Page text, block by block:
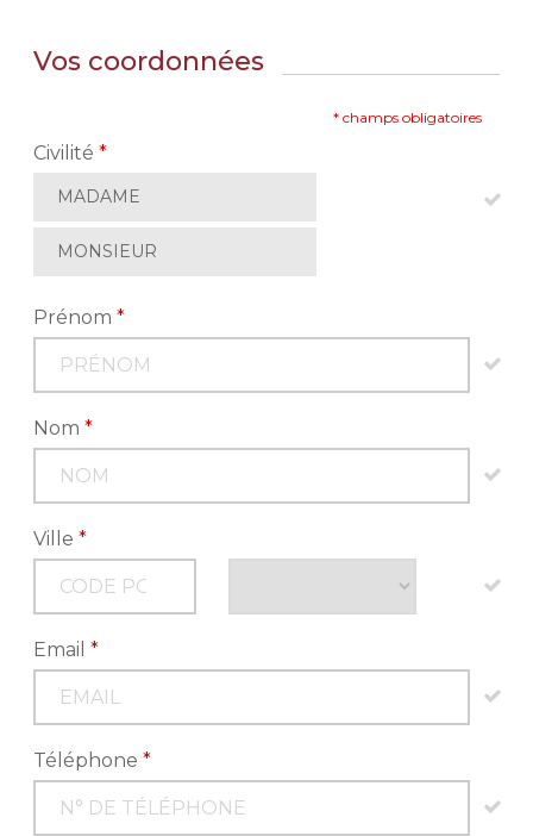
Vos coordonnées
* champs obligatoires
Civilité*
MADAME
MONSIEUR
Prénom*
Nom*
Ville*
Email*
Téléphone*